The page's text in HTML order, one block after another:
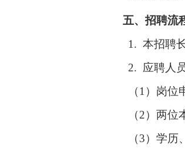
五、招聘流
1.本招聘
2. 应聘人
（1）岗位
（2）两位
（3）学历